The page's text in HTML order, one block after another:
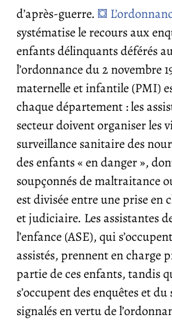
d’après-guerre.
systématise le recours aux
enfants délinquants déférés
l’ordonnance du 2 novembre
maternelle et infantile (PMI)
chaque département : les
secteur doivent organiser les
surveillance sanitaire des
des enfants « en danger »,
soupçonnés de maltraitance
est divisée entre une prise
et judiciaire. Les assistantes
l’enfance (ASE), qui
assistés, prennent en charge
partie de ces enfants, tandis
s’occupent des enquêtes et
signalés en vertu de